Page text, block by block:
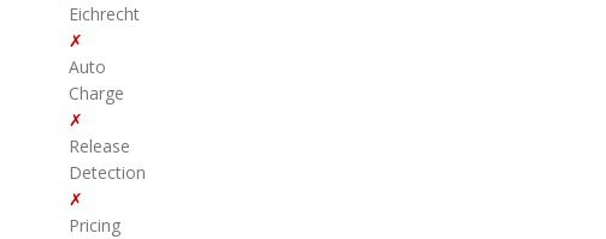
Eichrecht
✗
Auto
Charge
✗
Release
Detection
✗
Pricing